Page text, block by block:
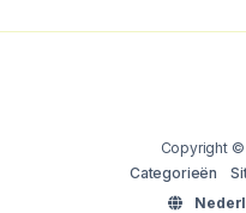
Copyright ©
Categorieën